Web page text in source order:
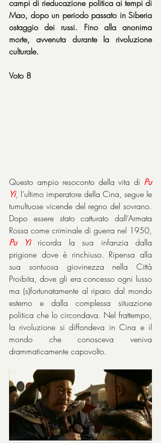
campi di rieducazione politica ai tempi di
Mao, dopo un periodo passato in Siberia
ostaggio dei russi. Fino alla anonima
morte, avvenuta durante la rivoluzione
culturale.
Voto 8
Questo ampio resoconto della vita di Pu
Yi, l’ultimo imperatore della Cina, segue le
tumultuose vicende del regno del sovrano.
Dopo essere stato catturato dall’Armata
Pu Yi ricorda la sua infanzia dalla
prigione dove è rinchiuso. Ripensa alla
sua sontuosa giovinezza nella Città
Proibita, dove gli era concesso ogni lusso
ma (s)fortunatamente al riparo dal mondo
esterno e dalla complessa situazione
politica che lo circondava. Nel frattempo,
la rivoluzione si diffondeva in Cina e il
mondo che conosceva veniva
drammaticamente capovolto.